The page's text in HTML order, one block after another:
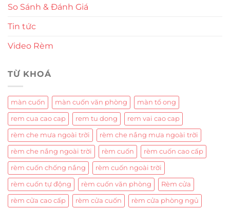
So Sánh & Đánh Giá
Tin tức
Video Rèm
TỪ KHOÁ
màn cuốn màn cuốn văn phòng màn tổ ong
rem cua cao cap rem tu dong rem vai cao cap
rèm che mưa ngoài trời rèm che nắng mưa ngoài trời
rèm che nắng ngoài trời rèm cuốn rèm cuốn cao cấp
rèm cuốn chống nắng rèm cuốn ngoài trời
rèm cuốn tự động rèm cuốn văn phòng Rèm cửa
rèm cửa cao cấp rèm cửa cuốn rèm cửa phòng ngủ